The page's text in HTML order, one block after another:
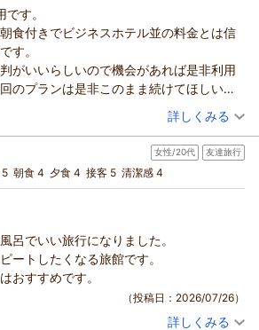
す。
食付きでビジネスホテル並の料金とは信
す。
がいいらしいので機会があれば是非利用
のプランは是非このまま続けてほしいで
（投稿日：2026/07/29）
(一人旅)
ネス朝食付きプラン＜禁煙＞※バス・トイレ・洗
動あり
和室 朝のみ
円(大人一人あたり/税込)
詳しくみる
女性/20代 友達旅行
5 朝食 4 夕食 4 接客 5 清潔感 4
呂でいい旅行になりました。
ートしたくなる旅館です。
おすすめです。
（投稿日：2026/07/26）
詳しくみる